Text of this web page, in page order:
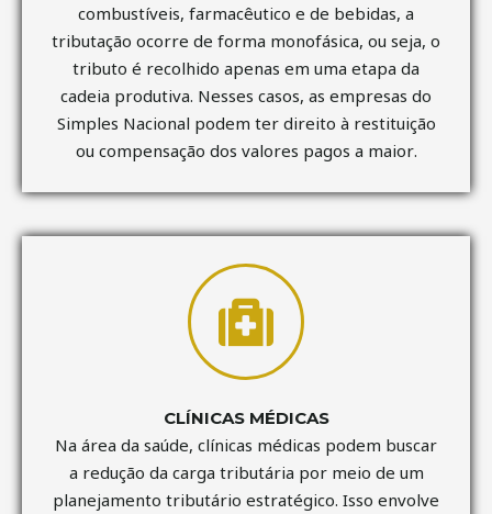
combustíveis, farmacêutico e de bebidas, a
tributação ocorre de forma monofásica, ou seja, o
tributo é recolhido apenas em uma etapa da
cadeia produtiva. Nesses casos, as empresas do
Simples Nacional podem ter direito à restituição
ou compensação dos valores pagos a maior.
CLÍNICAS MÉDICAS
Na área da saúde, clínicas médicas podem buscar
a redução da carga tributária por meio de um
planejamento tributário estratégico. Isso envolve